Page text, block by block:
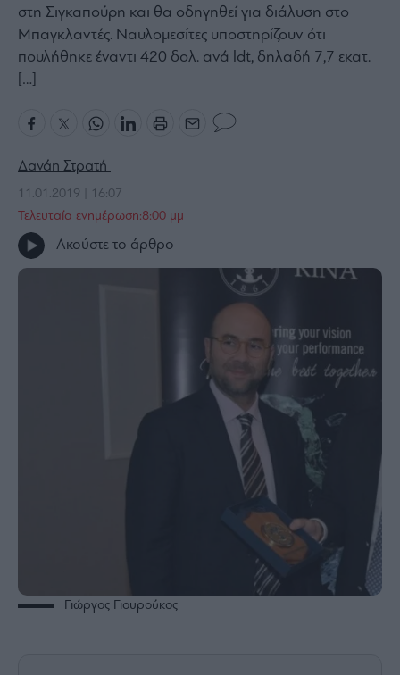
The
Wiseman
Room
301
My
Story
Media
&
Losers
Vivants
στη Σιγκαπούρη και θα οδηγηθεί για διάλυση στο
Μπαγκλαντές. Ναυλομεσίτες υποστηρίζουν ότι
πουλήθηκε έναντι 420 δολ. ανά ldt, δηλαδή 7,7 εκατ.
[…]
Δανάη Στρατή
11.01.2019 | 16:07
Τελευταία ενημέρωση:8:00 μμ
Ακούστε το άρθρο
Γιώργος Γιουρούκος